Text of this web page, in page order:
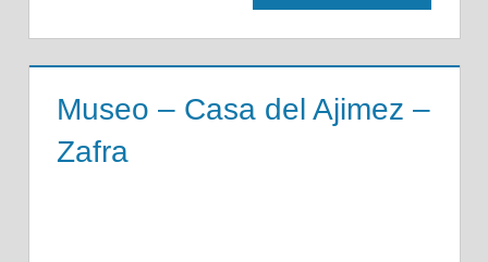
Museo – Casa del Ajimez –
Zafra